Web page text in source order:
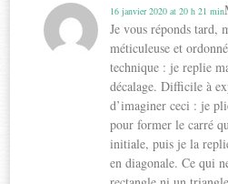
16 janvier 2020 at 20 h 21 min
Je vous réponds tard,
méticuleuse et
technique : je replie
décalage. Difficile à
d’imaginer ceci : je
pour former le carré
initiale, puis je la
en diagonale. Ce qui